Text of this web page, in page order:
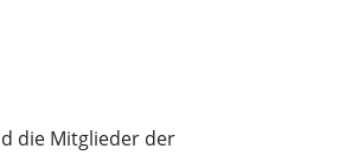
die Mitglieder der